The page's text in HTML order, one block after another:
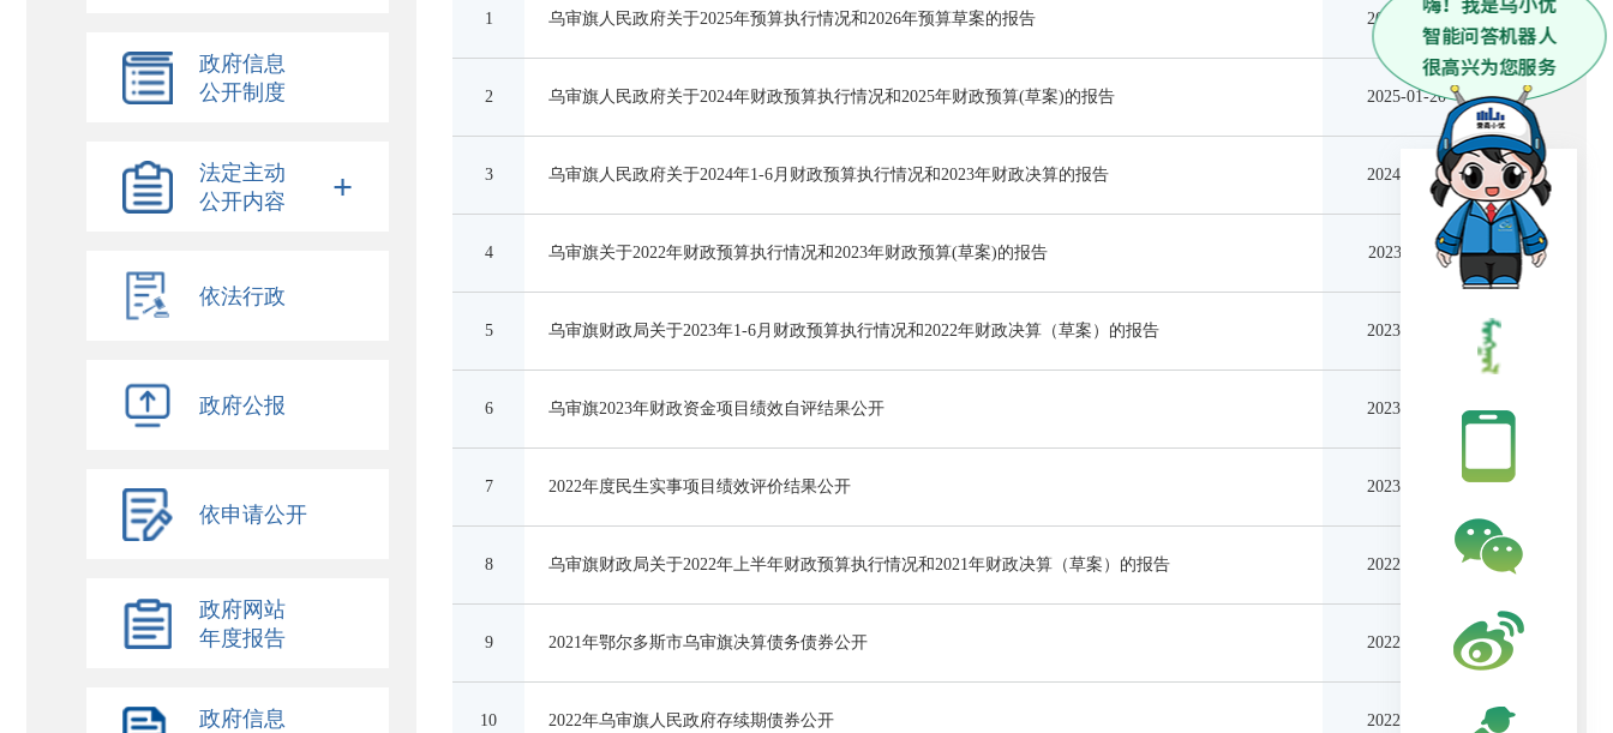
政府信息
公开制度
法定主动
公开内容
+
依法行政
政府公报
依申请公开
政府网站
年度报告
政府信息
1 乌审旗人民政府关于2025年预算执行情况和2026年预算草案的报告 2026-02-12
2 乌审旗人民政府关于2024年财政预算执行情况和2025年财政预算(草案)的报告 2025-01-20
3 乌审旗人民政府关于2024年1-6月财政预算执行情况和2023年财政决算的报告 2024-09-24
4 乌审旗关于2022年财政预算执行情况和2023年财政预算(草案)的报告 2023-11-07
5 乌审旗财政局关于2023年1-6月财政预算执行情况和2022年财政决算（草案）的报告 2023-10-30
6 乌审旗2023年财政资金项目绩效自评结果公开 2023-05-05
7 2022年度民生实事项目绩效评价结果公开 2023-05-05
8 乌审旗财政局关于2022年上半年财政预算执行情况和2021年财政决算（草案）的报告 2022-12-05
9 2021年鄂尔多斯市乌审旗决算债务债券公开 2022-05-20
10 2022年乌审旗人民政府存续期债券公开 2022-05-20